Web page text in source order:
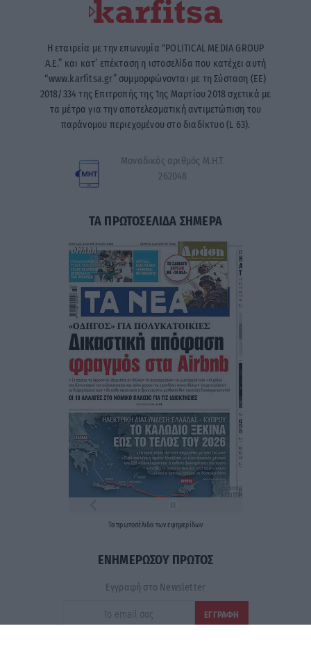
Η εταιρεία με την επωνυμία “POLITICAL MEDIA GROUP
A.E.” και κατ’ επέκταση η ιστοσελίδα που κατέχει αυτή
“www.karfitsa.gr” συμμορφώνονται με τη Σύσταση (ΕΕ)
2018/334 της Επιτροπής της 1ης Μαρτίου 2018 σχετικά με
τα μέτρα για την αποτελεσματική αντιμετώπιση του
παράνομου περιεχομένου στο διαδίκτυο (L 63).
Μοναδικός αριθμός Μ.Η.Τ.
262048
ΤΑ ΠΡΩΤΟΣΕΛΙΔΑ ΣΗΜΕΡΑ
Ταπρωτοσέλιδα τωνεφημερίδων
ΕΝΗΜΕΡΩΣΟΥ ΠΡΩΤΟΣ
Εγγραφή στο Newsletter